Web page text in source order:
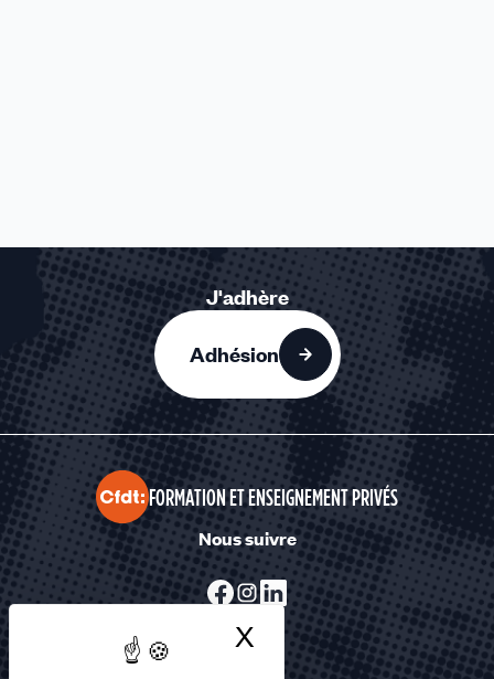
X Masquer le
J'adhère
Adhésion
FORMATION ET ENSEIGNEMENT PRIVÉS
Nous suivre